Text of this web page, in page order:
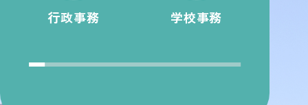
行政事務 学校事務